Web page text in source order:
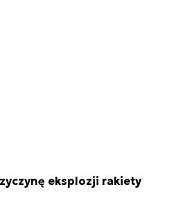
eksplozji rakiety